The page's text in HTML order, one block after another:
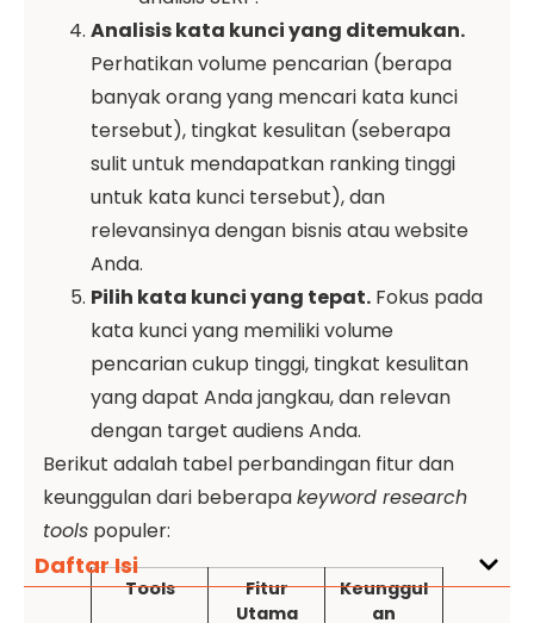
Analisis kata kunci yang ditemukan.
Perhatikan volume pencarian (berapa
banyak orang yang mencari kata kunci
tersebut), tingkat kesulitan (seberapa
sulit untuk mendapatkan ranking tinggi
untuk kata kunci tersebut), dan
relevansinya dengan bisnis atau website
Anda.
Pilih kata kunci yang tepat. Fokus pada
kata kunci yang memiliki volume
pencarian cukup tinggi, tingkat kesulitan
yang dapat Anda jangkau, dan relevan
dengan target audiens Anda.
Berikut adalah tabel perbandingan fitur dan
keunggulan dari beberapakeyword research
tools populer:
Tools
Fitur
Utama
Keunggul
an
Daftar Isi